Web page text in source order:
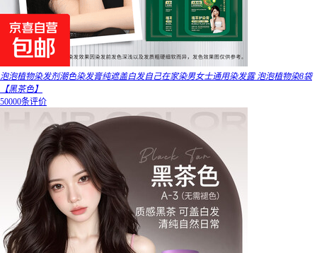
泡泡植物染发剂潮色染发膏纯遮盖白发自己在家染男女士通用染发露 泡泡植物染8袋
【黑茶色】
50000条评价